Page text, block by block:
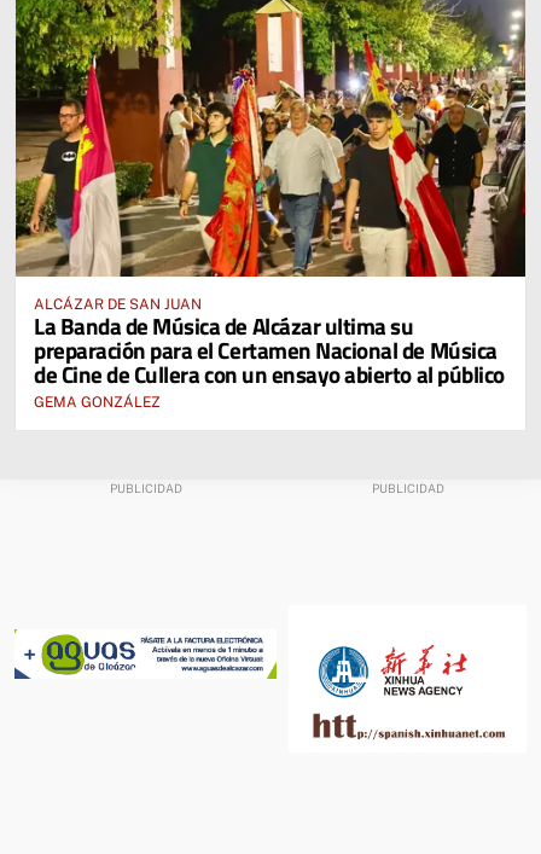
ALCÁZAR DE SAN JUAN
La Banda de Música de Alcázar ultima su
preparación para el Certamen Nacional de Música
de Cine de Cullera con un ensayo abierto al público
GEMA GONZÁLEZ